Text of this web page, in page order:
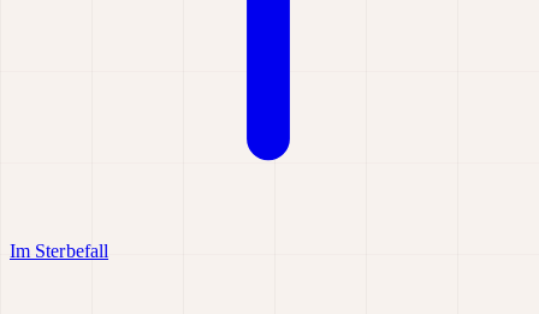
Im Sterbefall